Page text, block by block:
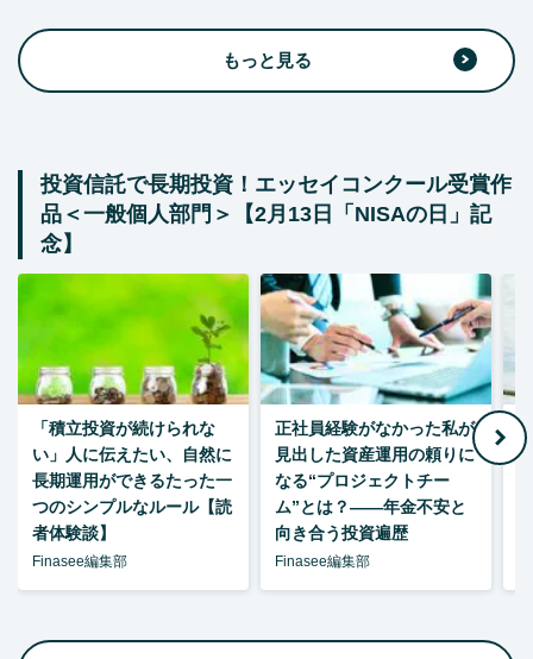
もっと見る
投資信託で長期投資！エッセイコンクール受賞作
品＜一般個人部門＞【2月13日「NISAの日」記
念】
「積立投資が続けられな
い」人に伝えたい、自然に
長期運用ができるたった一
つのシンプルなルール【読
者体験談】
Finasee編集部
正社員経験がなかった私が
見出した資産運用の頼りに
なる“プロジェクトチー
ム”とは？――年金不安と
向き合う投資遍歴
Finasee編集部